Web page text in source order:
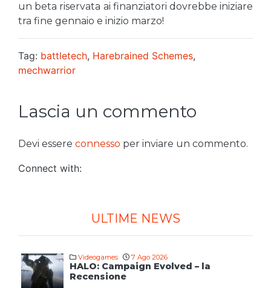
un beta riservata ai finanziatori dovrebbe iniziare
tra fine gennaio e inizio marzo!
Tag: battletech, Harebrained Schemes,
mechwarrior
Lascia un commento
Devi essere connesso per inviare un commento.
Connect with:
ULTIME NEWS
Videogames 7 Ago 2026
HALO: Campaign Evolved – la
Recensione